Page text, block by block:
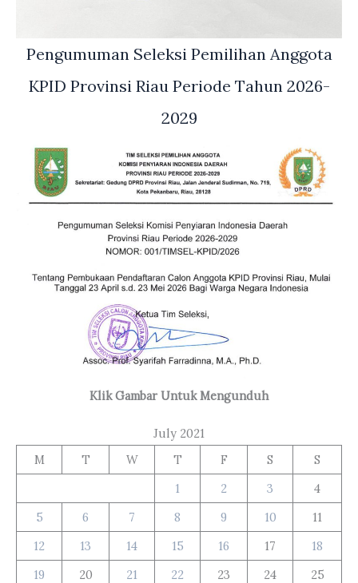
Pengumuman Seleksi Pemilihan Anggota
KPID Provinsi Riau Periode Tahun 2026-
2029
Klik Gambar Untuk Mengunduh
July 2021
M
T W T F S
S
1
2 3
4
5
6 7 8 9 10
11
12
13 14 15 16 17
18
19
20 21 22 23 24
25